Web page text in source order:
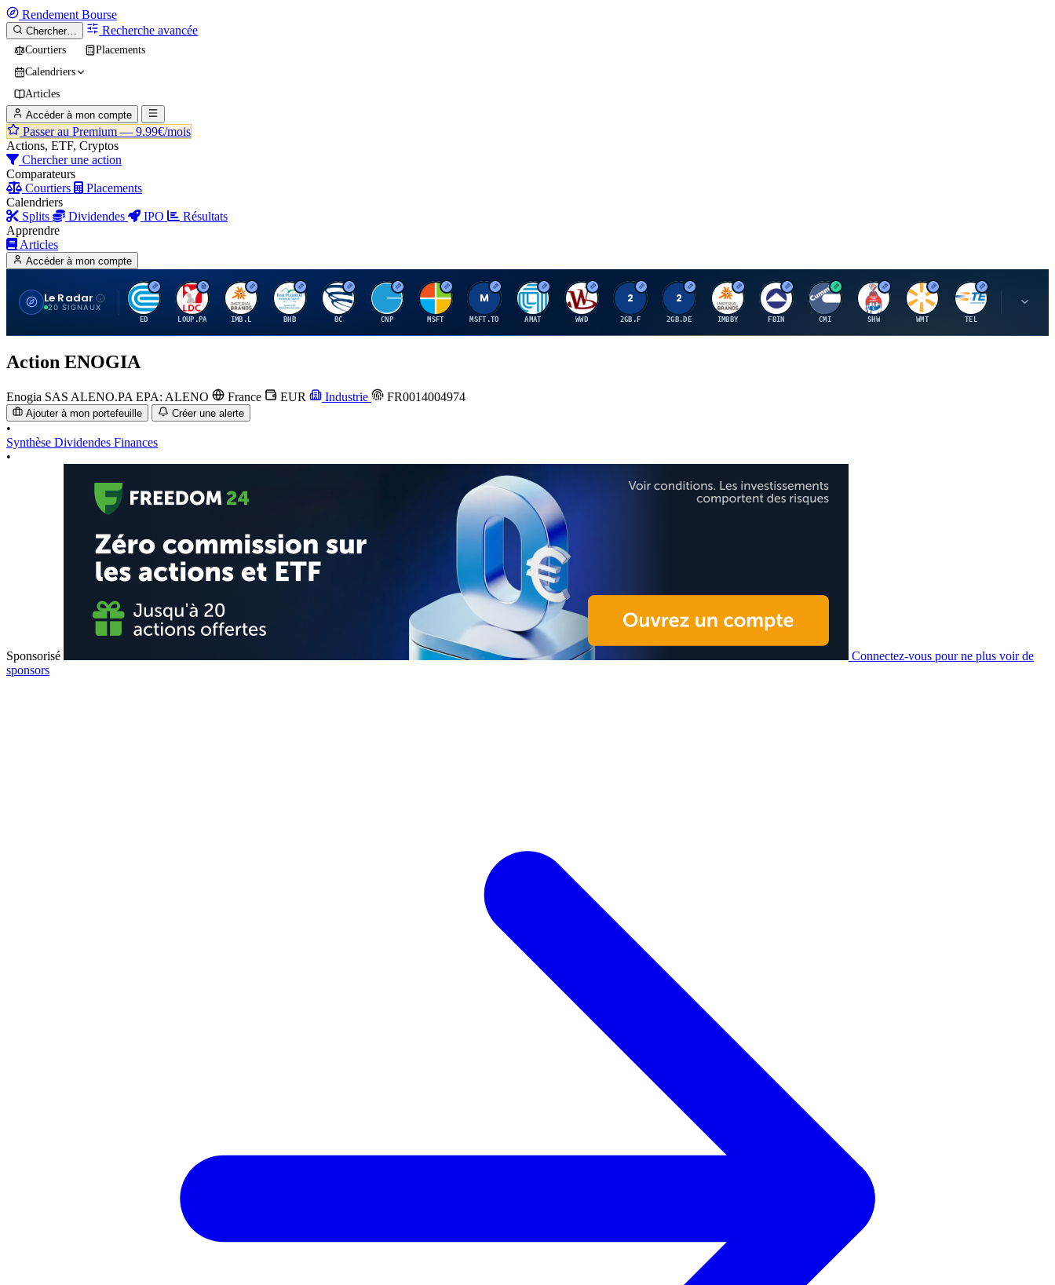
Rendement Bourse
Chercher… Recherche avancée
Courtiers
Placements
Calendriers
Articles
Accéder à mon compte
Passer au Premium — 9.99€/mois
Actions, ETF, Cryptos
Chercher une action
Comparateurs
Courtiers
Placements
Calendriers
Splits
Dividendes IPO
Résultats
Apprendre
Articles
Accéder à mon compte
Le Radar
20 SIGNAUX
C
ED
L
LOUP.PA
I
IMB.L
B
BHB
B
BC
C
CNP
M
MSFT
M
MSFT.TO
A
AMAT
W
WWD
2
2GB.F
2
2GB.DE
I
IMBBY
F
FBIN
C
CMI
S
SHW
W
WMT TEL
M
Action ENOGIA
Enogia SAS ALENO.PA EPA: ALENO France EUR Industrie FR0014004974
Ajouter à mon portefeuille Créer une alerte
•
Synthèse Dividendes Finances
•
Sponsorisé
Connectez-vous pour ne plus voir de
sponsors